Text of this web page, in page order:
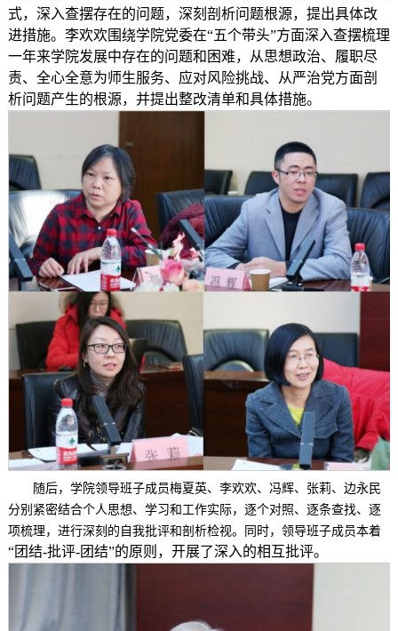
式，深入查摆存在的问题，深刻剖析问题根源，提出具体改
进措施。李欢欢围绕学院党委在“五个带头”方面深入查摆梳理
一年来学院发展中存在的问题和困难，从思想政治、履职尽
责、全心全意为师生服务、应对风险挑战、从严治党方面剖
析问题产生的根源，并提出整改清单和具体措施。
随后，学院领导班子成员梅夏英、李欢欢、冯辉、张莉、边永民
分别紧密结合个人思想、学习和工作实际，逐个对照、逐条查找、逐
项梳理，进行深刻的自我批评和剖析检视。同时，领导班子成员本着
“团结-批评-团结”的原则，开展了深入的相互批评。